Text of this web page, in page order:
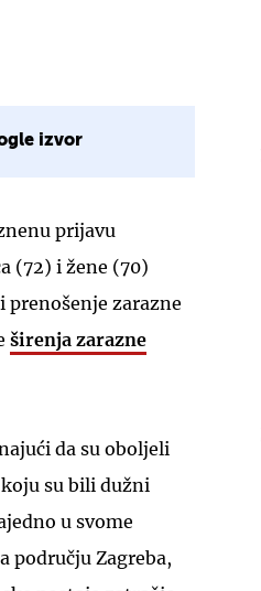
izvor
prijavu
(72) i žene (70)
prenošenje zarazne
širenja zarazne
da su oboljeli
su bili dužni
u svome
području Zagreba,